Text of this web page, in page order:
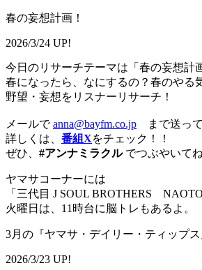
春の妄想計画！
2026/3/24 UP!
今日のリサーチテーマは「春の妄想計
春になったら、なにするの？春のやる
野望・妄想をリスナーリサーチ！
メールでanna@bayfm.co.jp まで送って
詳しくは、 番組Xをチェック！！
ぜひ、 #アンナミラクルでつぶやいて
ヤマサコーナーには
「三代目 J SOUL BROTHERS
火曜日は、11時台に脳トレもあるよ。
3月の『ヤマサ・デイリー・ティップス
2026/3/23 UP!